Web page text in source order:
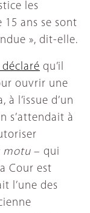
les
15 ans se sont
», dit-elle.
qu’il
ouvrir une
l’issue d’un
s’attendait à
motu – qui
Cour est
l’une des